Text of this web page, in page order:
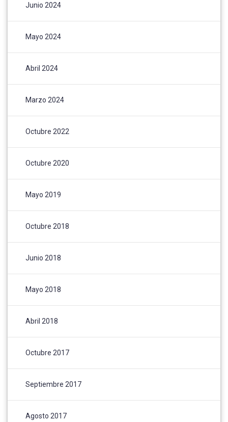
Junio 2024
Mayo 2024
Abril 2024
Marzo 2024
Octubre 2022
Octubre 2020
Mayo 2019
Octubre 2018
Junio 2018
Mayo 2018
Abril 2018
Octubre 2017
Septiembre 2017
Agosto 2017